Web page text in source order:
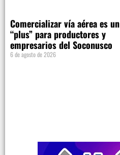
Comercializar vía aérea es un
“plus” para productores y
empresarios del Soconusco
6 de agosto de 2026